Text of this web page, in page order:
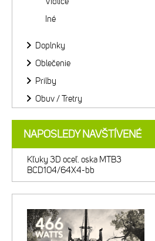
Iné
Doplnky
Oblečenie
Prilby
Obuv / Tretry
NAPOSLEDY NAVŠTÍVENÉ
Kľuky 3D oceľ. oska MTB3
BCD104/64X4-bb